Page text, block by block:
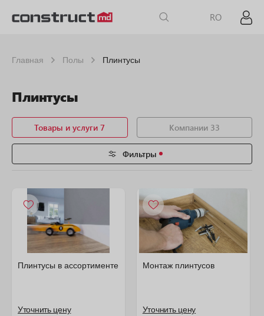
RO
Главная Полы Плинтусы
Плинтусы
Товары и услуги 7 Компании 33
Фильтры
Плинтусы в ассортименте
Уточнить цену
Монтаж плинтусов
Уточнить цену